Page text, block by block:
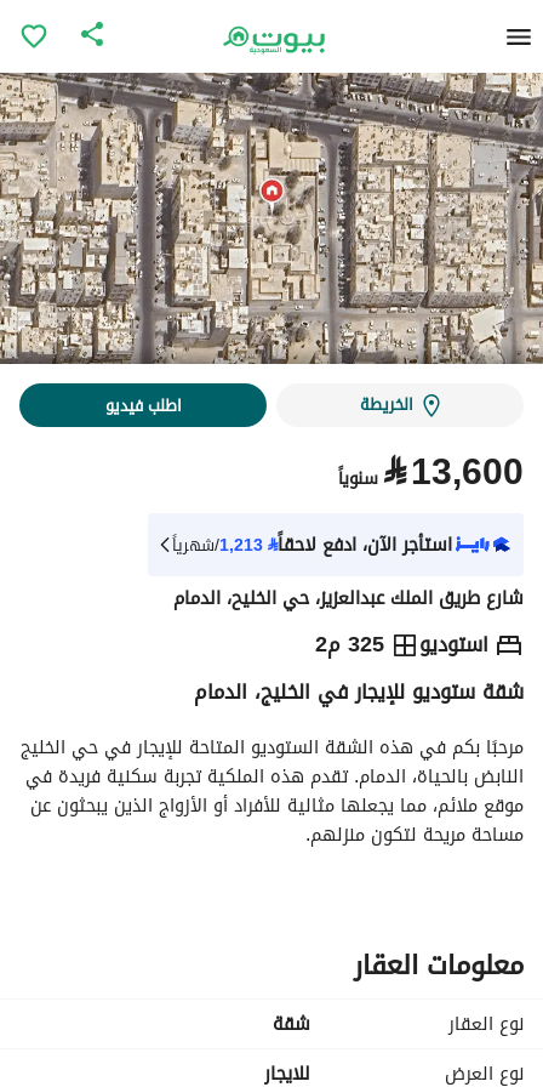
الخريطة اطلب فيديو
⃁13,600 سنوياً
استأجر الآن، ادفع لاحقاً⃁
1,213/شهرياً
شارع طريق الملك عبدالعزيز، حي الخليح، الدمام
استوديو 325 م2 ⃁
13,600سنوياً
الإعلان الاماكن القريبة
شقة ستوديو للإيجار في الخليج، الدمام
مساحة مريحة لتكون منزلهم.
- داخلية مضاءة جيدًا تسمح لدخول الضوء الطبيعي إلى الشقة.
يضمن تجربة سكن خالية من المتاعب.
يوفر سهولة الوصول إلى الخدمات الأساسية وخيارات التنقل.
معلومات العقار
نوع العقار
شقة
نوع العرض
للايجار